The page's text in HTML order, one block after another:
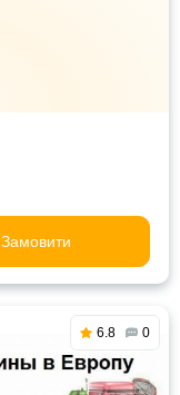
Замовити
6.8 0